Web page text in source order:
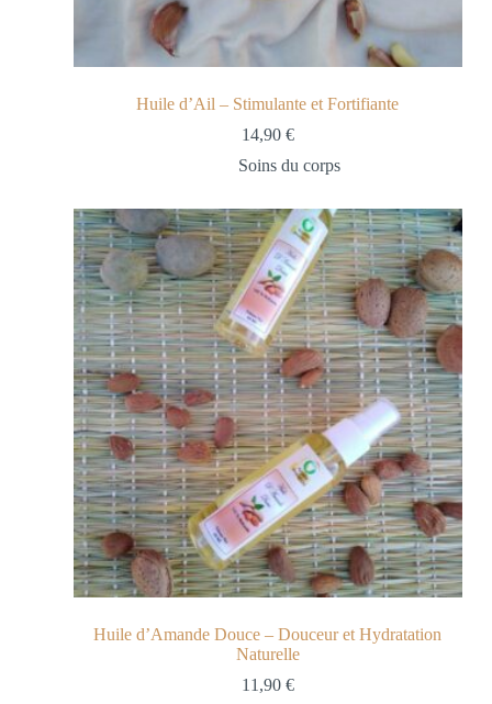
Huile d’Ail – Stimulante et Fortifiante
14,90 €
Soins du corps
Huile d’Amande Douce – Douceur et Hydratation
Naturelle
11,90 €